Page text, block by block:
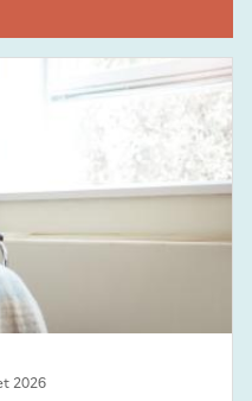
2026